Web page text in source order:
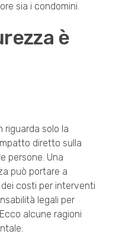
sia i condomini.
è
riguarda solo la
diretto sulla
persone. Una
può portare a
costi per interventi
legali per
alcune ragioni